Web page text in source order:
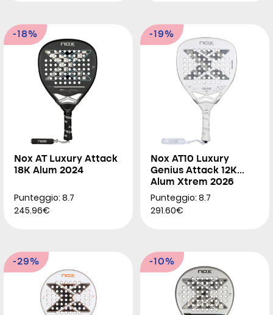
-18%
Nox AT Luxury Attack
18K Alum 2024
Punteggio: 8.7
245.96€
-19%
Nox AT10 Luxury
Genius Attack 12K
Alum Xtrem 2026
Punteggio: 8.7
291.60€
-29% -10%